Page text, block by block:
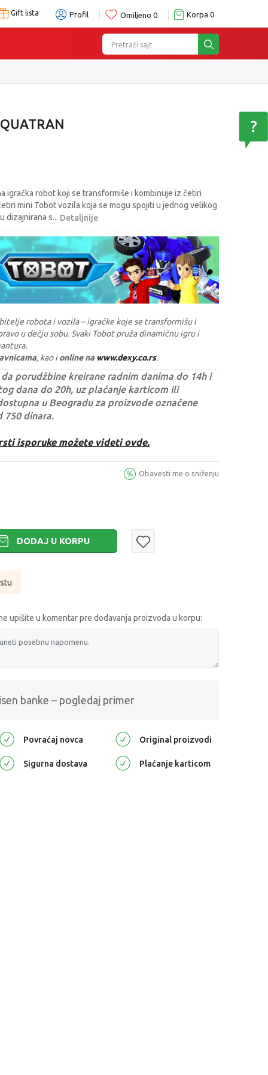
Gift lista Profil Omiljeno 0 Korpa 0
Pretraži sajt
igračka robot koji se transformiše i kombinuje iz četiri
mini Tobot vozila koja se mogu spojiti u jednog velikog
dizajnirana s... Detaljnije
robota i vozila – igračke koje se transformišu i
u dečju sobu. Svaki Tobot pruža dinamičnu igru i
, kao ionline na www.dexy.co.rs.
porudžbine kreirane radnim danima do 14h i
dana do 20h, uz plaćanje karticom ili
u Beogradu za proizvode označene
750 dinara.
isporuke možete videti ovde.
Obavesti me o sniženju
DODAJ U KORPU
upišite u komentar pre dodavanja proizvoda u korpu:
banke – pogledaj primer
Povraćaj novca Original proizvodi
Sigurna dostava Plaćanje karticom